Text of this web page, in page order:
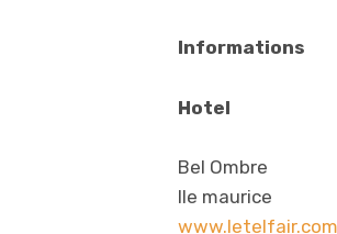
Informations
Hotel
Bel Ombre
Ile maurice
www.letelfair.com